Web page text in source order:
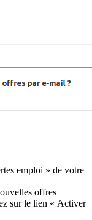
emploi » de votre
offres
sur le lien « Activer